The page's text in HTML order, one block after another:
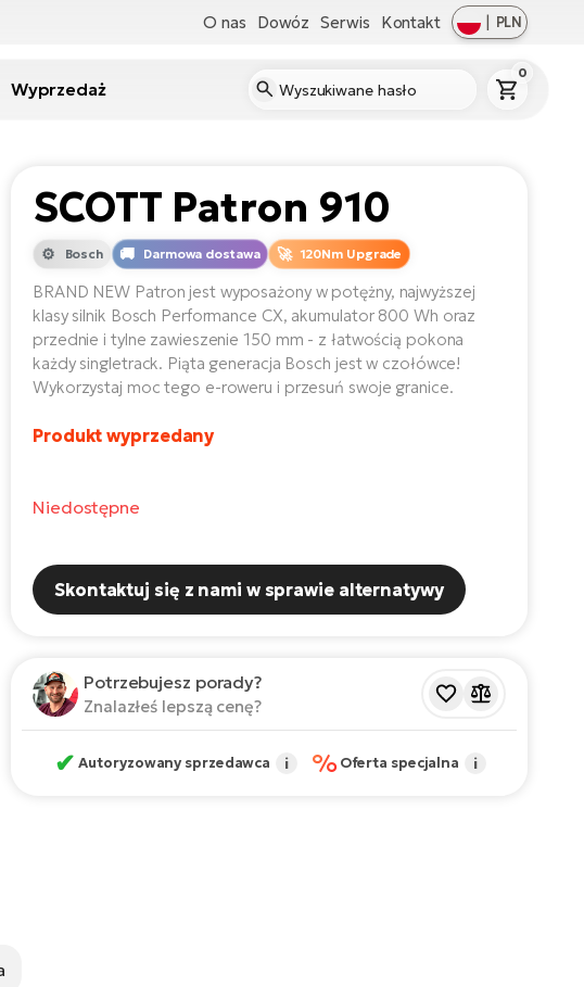
O nas Dowóz Serwis Kontakt | PLN
Wyprzedaż
0
SCOTT Patron 910
Bosch 120Nm Upgrade
Darmowa dostawa
BRAND NEW Patron jest wyposażony w potężny, najwyższej
klasy silnik Bosch Performance CX, akumulator 800 Wh oraz
przednie i tylne zawieszenie 150 mm - z łatwością pokona
każdy singletrack. Piąta generacja Bosch jest w czołówce!
Wykorzystaj moc tego e-roweru i przesuń swoje granice.
Produkt wyprzedany
Niedostępne
Skontaktuj się z nami w sprawie alternatywy
Potrzebujesz porady?
Znalazłeś lepszą cenę?
✔ Autoryzowany sprzedawca i %Oferta specjalna i